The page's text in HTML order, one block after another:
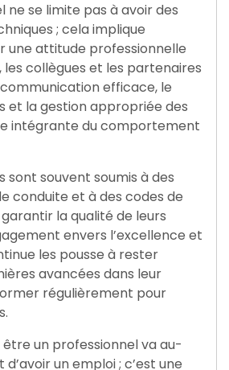
ne se limite pas à avoir des
; cela implique
une attitude professionnelle
les collègues et les partenaires
efficace, le
et la gestion appropriée des
intégrante du comportement
sont souvent soumis à des
conduite et à des codes de
la qualité de leurs
envers l’excellence et
les pousse à rester
avancées dans leur
régulièrement pour
un professionnel va au-
un emploi ; c’est une